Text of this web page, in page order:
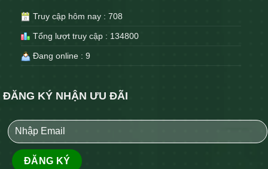
Truy cập hôm nay : 708
Tổng lượt truy cập : 134800
Đang online : 9
ĐĂNG KÝ NHẬN ƯU ĐÃI